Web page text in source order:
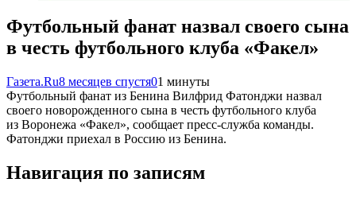
Футбольный фанат назвал своего сына
в честь футбольного клуба «Факел»
Газета.Ru8 месяцев спустя01 минуты
Футбольный фанат из Бенина Вилфрид Фатонджи назвал
своего новорожденного сына в честь футбольного клуба
из Воронежа «Факел», сообщает пресс-служба команды.
Фатонджи приехал в Россию из Бенина.
Навигация по записям